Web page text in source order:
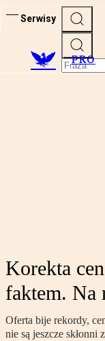
Serwisy
PRO
Korekta
faktem. Na
Oferta bije rekordy,
nie są jeszcze